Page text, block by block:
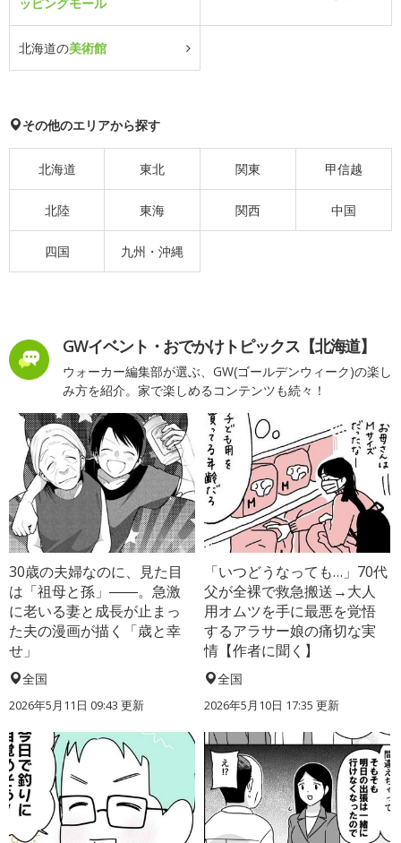
北海道の美術館
その他のエリアから探す
北海道 東北 関東 甲信越
北陸 東海 関西 中国
四国 九州・沖縄
GWイベント・おでかけトピックス【北海道】
ウォーカー編集部が選ぶ、GW(ゴールデンウィーク)の楽し
み方を紹介。家で楽しめるコンテンツも続々！
30歳の夫婦なのに、見た目
は「祖母と孫」――。急激
に老いる妻と成長が止まっ
た夫の漫画が描く「歳と幸
せ」
全国
2026年5月11日 09:43 更新
「いつどうなっても…」70代
父が全裸で救急搬送→大人
用オムツを手に最悪を覚悟
するアラサー娘の痛切な実
情【作者に聞く】
全国
2026年5月10日 17:35 更新